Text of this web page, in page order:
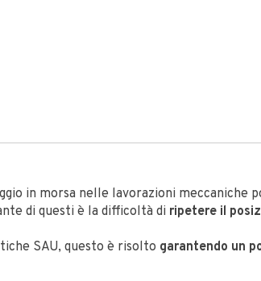
in morsa nelle lavorazioni meccaniche
di questi è la difficoltà di ripetere il
SAU, questo è risolto garantendo un